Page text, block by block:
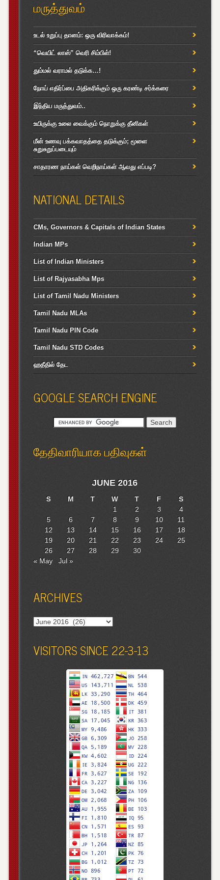
மருத்துவம்
உடல் உறுப்பு தானம்: ஒரு விரிவாக்கம்!
“வெயிட் லாஸ்” வெரி சிம்பிள்!
தும்மல் வராமல் தடுக்க…!
நோய் எதிர்ப்பை அதிகரிக்கும் ஒரு கரண்டி சர்க்கரை
இந்திய மருத்துவம்..
உயிருக்கு உலை வைக்கும் நொறுக்கு தீனிகள்
மீன் உணவு பக்கவாதத்தை தடுக்கும்; மூளை
சுறுசுறுப்படையும்
சாதாரண நாய்கள் வெறிநாய்கள் ஆவது எப்படி?
NATIONAL DETAILS
CMs, Governors & Capitals of Indian States
Indian MPs
List of Indian Ministers
List of Rajyasabha Mps
List of Tamil Nadu Ministers
Tamil Nadu MLAs
Tamil Nadu PIN Code
Tamil Nadu STD Codes
ஹதீதில் தேட
GOOGLE SEARCH ENGINE
தேதிவாரியாக பதிவுகள்
JUNE 2016
S M T W T F
S
1
2 3
4
5
6 7 8 9 10
11
12
13 14 15 16 17
18
19
20 21 22 23 24
25
26
27 28 29
30
« May
Jul »
ARCHIVES
Archives
VISITORS SINCE 22-3-13